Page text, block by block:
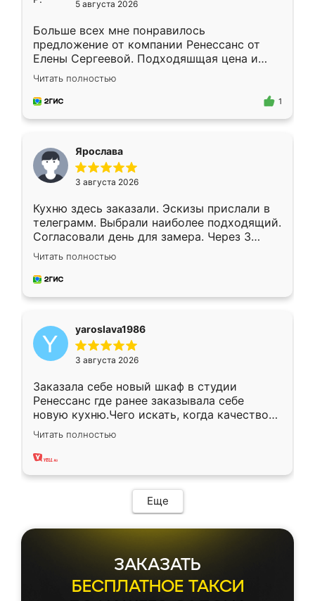
5 августа 2026
Больше всех мне понравилось
предложение от компании Ренессанс от
Елены Сергеевой. Подходяшщая цена и
короткие сроки изготовления. Приехавший
для замера сотрудник Владислав
предложил по моему эскизу самый
Читать полностью
1
Ярослава
3 августа 2026
Кухню здесь заказали. Эскизы прислали в
телеграмм. Выбрали наиболее подходящий.
Согласовали день для замера. Через 3
недели кухня была уже готова. Остались
довольны работой. Спасибо Ренессанс
мебель за качественную работу!
Читать полностью
yaroslava1986
3 августа 2026
Заказала себе новый шкаф в студии
Ренессанс где ранее заказывала себе
новую кухню.Чего искать, когда качеством
вполне довольна. Служит кухня уже почти
два года, нареканий нет.
Читать полностью
Еще
ЗАКАЗАТЬ
БЕСПЛАТНОЕ ТАКСИ